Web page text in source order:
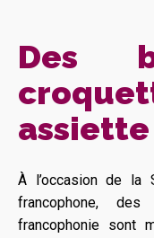
Des
assiette
À l’occasion de la
francophone,
francophonie sont